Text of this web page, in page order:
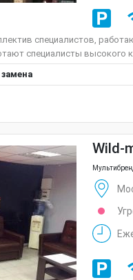
специалистов,
специалисты высокого
Wild-